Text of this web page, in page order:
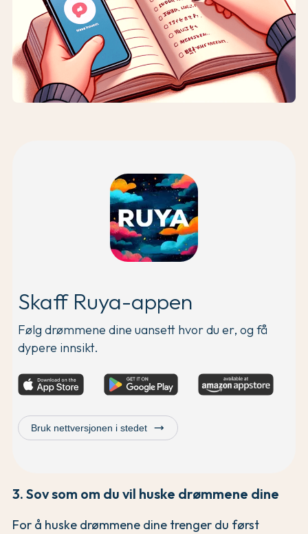
Skaff Ruya-appen
Følg drømmene dine uansett hvor du er, og få
dypere innsikt.
Bruk nettversjonen i stedet trending_flat
3. Sov som om du vil huske drømmene dine
For å huske drømmene dine trenger du først